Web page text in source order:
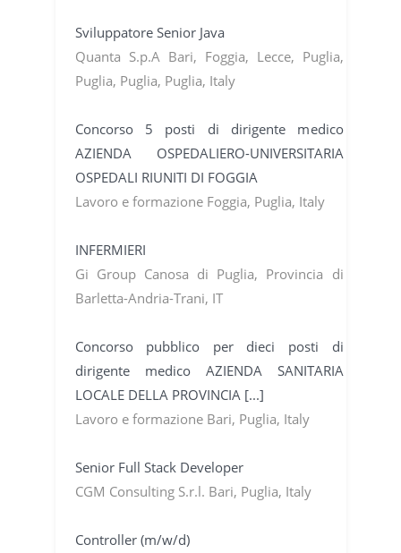
Sviluppatore Senior Java
Quanta S.p.A Bari, Foggia, Lecce, Puglia,
Puglia, Puglia, Puglia, Italy
Concorso 5 posti di dirigente medico
AZIENDA OSPEDALIERO-UNIVERSITARIA
OSPEDALI RIUNITI DI FOGGIA
Lavoro e formazione Foggia, Puglia, Italy
INFERMIERI
Gi Group Canosa di Puglia, Provincia di
Barletta-Andria-Trani, IT
Concorso pubblico per dieci posti di
dirigente medico AZIENDA SANITARIA
LOCALE DELLA PROVINCIA [...]
Lavoro e formazione Bari, Puglia, Italy
Senior Full Stack Developer
CGM Consulting S.r.l. Bari, Puglia, Italy
Controller (m/w/d)